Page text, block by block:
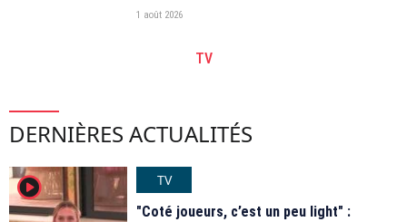
1 août 2026
TV
DERNIÈRES ACTUALITÉS
player2
TV
"Coté joueurs, c’est un peu light" :